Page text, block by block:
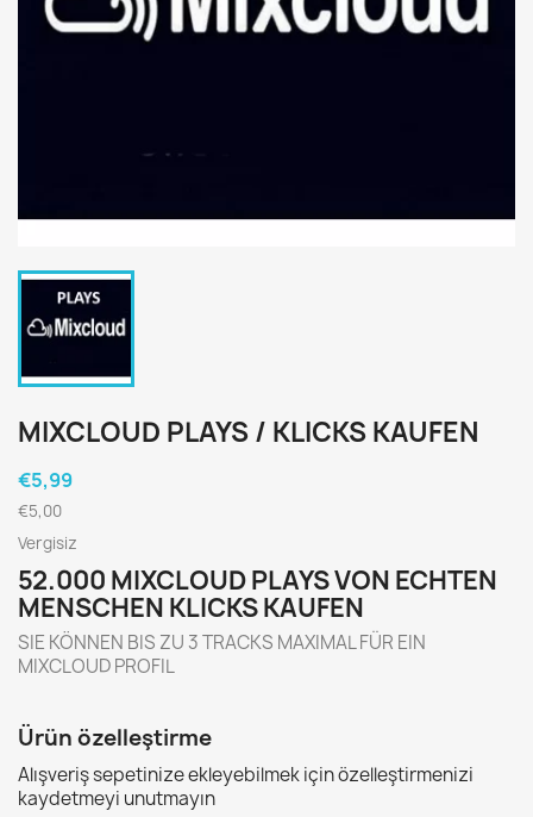
MIXCLOUD PLAYS / KLICKS KAUFEN
€5,99
€5,00
Vergisiz
52.000 MIXCLOUD PLAYS VON ECHTEN
MENSCHEN KLICKS KAUFEN
SIE KÖNNEN BIS ZU 3 TRACKS MAXIMAL FÜR EIN
MIXCLOUD PROFIL
Ürün özelleştirme
Alışveriş sepetinize ekleyebilmek için özelleştirmenizi
kaydetmeyi unutmayın